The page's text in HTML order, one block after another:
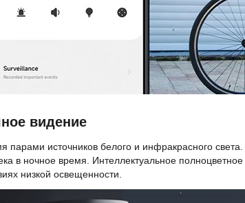
видение
парами источников белого и инфракрасного
в ночное время. Интеллектуальное
низкой освещенности.